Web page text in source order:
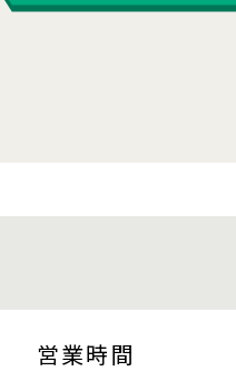
営業時間